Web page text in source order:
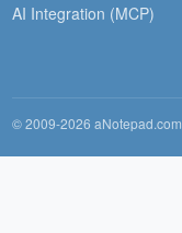
AI Integration (MCP)
© 2009-2026 aNotepad.com